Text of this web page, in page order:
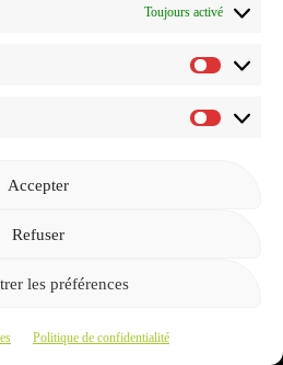
Toujours activé
Accepter
Refuser
les préférences
Politique de confidentialité
5 euros de réduction dès 60€